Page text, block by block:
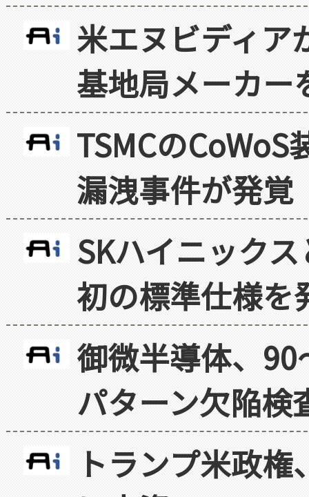
米エヌビディア
基地局メーカー
TSMCの
漏洩事件が発覚
SKハイニック
初の標準仕様を
御微半導体、
パターン欠陥検
トランプ米政